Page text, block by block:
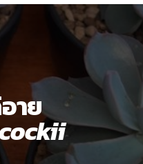
าย